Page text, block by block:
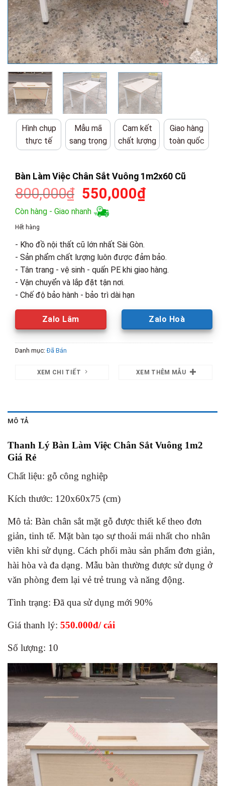
Hình chụp
thực tế
Mẫu mã
sang trọng
Cam kết
chất lượng
Giao hàng
toàn quốc
Bàn Làm Việc Chân Sắt Vuông 1m2x60 Cũ
800,000₫ Giá
gốc
550,000₫Giá
550,000₫.
Còn hàng - Giao nhanh
Hết hàng
- Kho đồ nội thất cũ lớn nhất Sài Gòn.
- Sản phẩm chất lượng luôn được đảm bảo.
- Tân trang - vệ sinh - quấn PE khi giao hàng.
- Vận chuyển và lắp đặt tận nơi.
- Chế độ bảo hành - bảo trì dài hạn
Zalo Lâm Zalo Hoà
Danh mục:Đã Bán
XEM CHI TIẾT XEM THÊM MẪU
MÔ TẢ
Thanh Lý Bàn Làm Việc Chân Sắt Vuông 1m2
Giá Rẻ
Chất liệu: gỗ công nghiệp
Kích thước: 120x60x75 (cm)
Mô tả: Bàn chân sắt mặt gỗ được thiết kế theo đơn
giản, tinh tế. Mặt bàn tạo sự thoải mái nhất cho nhân
viên khi sử dụng. Cách phối màu sản phẩm đơn giản,
hài hòa và đa dạng. Mẫu bàn thường được sử dụng ở
văn phòng đem lại vẻ trẻ trung và năng động.
Tình trạng: Đã qua sử dụng mới 90%
Giá thanh lý: 550.000đ/ cái
Số lượng: 10